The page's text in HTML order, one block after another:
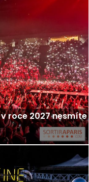
roce 2027 nesmíte